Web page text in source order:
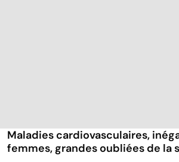
Maladies cardiovasculaires,
femmes, grandes oubliées de la